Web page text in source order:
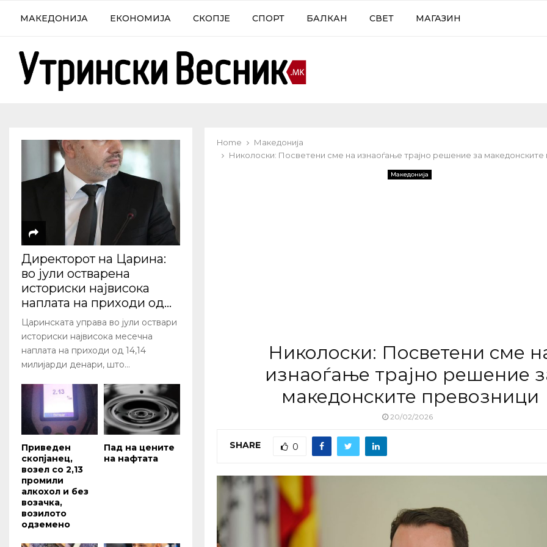
МАКЕДОНИЈА ЕКОНОМИЈА СКОПЈЕ СПОРТ БАЛКАН СВЕТ МАГАЗИН
Home
Македонија
Николоски: Посветени сме на изнаоѓање трајно решение за македонските
Македонија
Николоски: Посветени сме
изнаоѓање трајно решение
македонските превозници
20/02/2026
SHARE 0
Директорот на Царина:
во јули остварена
историски највисока
наплата на приходи од...
Царинската управа во јули оствари
историски највисокa месечна
наплата на приходи од 14,14
милијарди денари, што...
Приведен
скопјанец,
возел со 2,13
промили
алкохол и без
возачка,
возилото
одземено
Пад на цените
на нафтата